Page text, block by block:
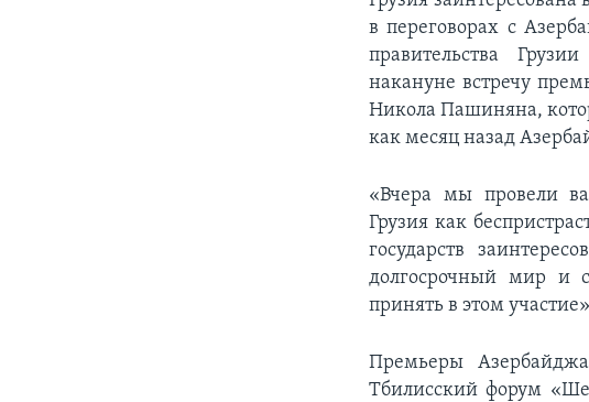
в переговорах с
правительства
накануне встречу
Никола Пашиняна,
как месяц назад
«Вчера мы провели
Грузия как
государств
долгосрочный мир и
принять в этом
Премьеры
Тбилисский форум